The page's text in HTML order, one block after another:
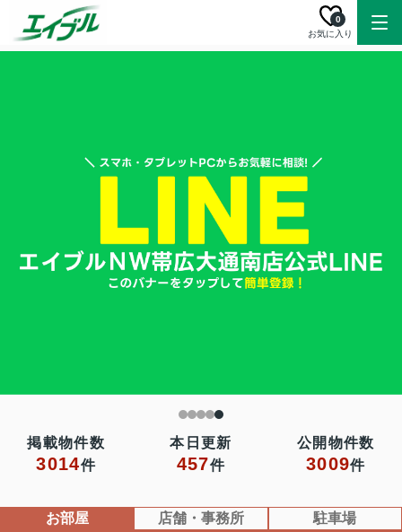
お気に入り
0
掲載物件数
3014件
本日更新
457件
公開物件数
3009件
お部屋 店舗・事務所 駐車場